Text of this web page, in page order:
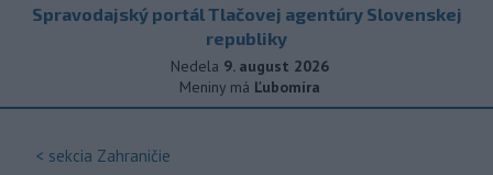
Spravodajský portál Tlačovej agentúry Slovenskej
republiky
Nedela 9. august 2026
Meniny má Ľubomíra
< sekcia Zahraničie